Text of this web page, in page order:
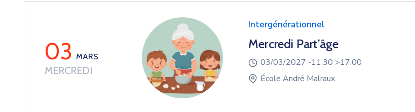
03MARS
MERCREDI
Intergénérationnel
Mercredi Part’âge
03/03/2027 -11:30 >17:00
École André Malraux